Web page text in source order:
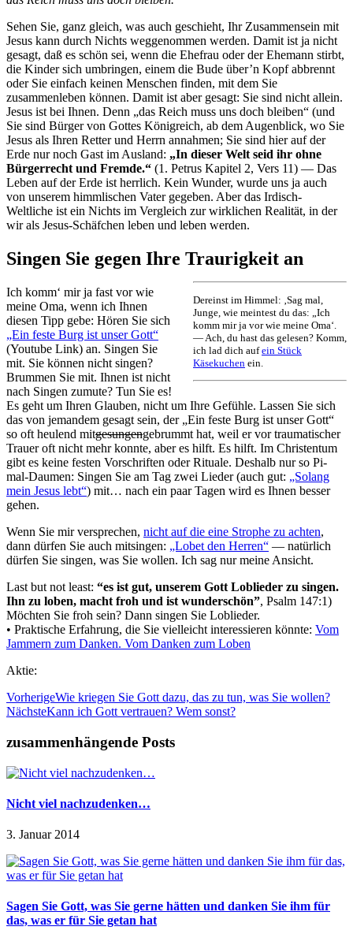
Sehen Sie, ganz gleich, was auch geschieht, Ihr Zusammensein mit
Jesus kann durch Nichts weggenommen werden. Damit ist ja nicht
gesagt, daß es schön sei, wenn die Ehefrau oder der Ehemann stirbt,
die Kinder sich umbringen, einem die Bude über’n Kopf abbrennt
oder Sie einfach keinen Menschen finden, mit dem Sie
zusammenleben können. Damit ist aber gesagt: Sie sind nicht allein.
Jesus ist bei Ihnen. Denn „das Reich muss uns doch bleiben“ (und
Sie sind Bürger von Gottes Königreich, ab dem Augenblick, wo Sie
Jesus als Ihren Retter und Herrn annahmen; Sie sind hier auf der
Erde nur noch Gast im Ausland: „In dieser Welt seid ihr ohne
Bürgerrecht und Fremde.“ (1. Petrus Kapitel 2, Vers 11) — Das
Leben auf der Erde ist herrlich. Kein Wunder, wurde uns ja auch
von unserem himmlischen Vater gegeben. Aber das Irdisch-
Weltliche ist ein Nichts im Vergleich zur wirklichen Realität, in der
wir als Jesus-Schäfchen leben und leben werden.
Singen Sie gegen Ihre Traurigkeit an
Dereinst im Himmel: ‚Sag mal,
Junge, wie meintest du das: „Ich
komm mir ja vor wie meine Oma‘.
— Ach, du hast das gelesen? Komm,
ich lad dich aufein Stück
Käsekuchen ein.
Ich komm‘ mir ja fast vor wie
meine Oma, wenn ich Ihnen
diesen Tipp gebe: Hören Sie sich
„Ein feste Burg ist unser Gott“
(Youtube Link) an. Singen Sie
mit. Sie können nicht singen?
Brummen Sie mit. Ihnen ist nicht
nach Singen zumute? Tun Sie es!
Es geht um Ihren Glauben, nicht um Ihre Gefühle. Lassen Sie sich
das von jemandem gesagt sein, der „Ein feste Burg ist unser Gott“
so oft heulend mitgesungengebrummt hat, weil er vor traumatischer
Trauer oft nicht mehr konnte, aber es hilft. Es hilft. Im Christentum
gibt es keine festen Vorschriften oder Rituale. Deshalb nur so Pi-
mal-Daumen: Singen Sie am Tag zwei Lieder (auch gut: „Solang
mein Jesus lebt“) mit… nach ein paar Tagen wird es Ihnen besser
gehen.
Wenn Sie mir versprechen, nicht auf die eine Strophe zu achten,
dann dürfen Sie auch mitsingen: „Lobet den Herren“ — natürlich
dürfen Sie singen, was Sie wollen. Ich sag nur meine Ansicht.
Last but not least: “es ist gut, unserem Gott Loblieder zu singen.
Ihn zu loben, macht froh und ist wunderschön”, Psalm 147:1)
Möchten Sie froh sein? Dann singen Sie Loblieder.
• Praktische Erfahrung, die Sie vielleicht interessieren könnte: Vom
Jammern zum Danken. Vom Danken zum Loben
Aktie:
VorherigeWie kriegen Sie Gott dazu, das zu tun, was Sie wollen?
NächsteKann ich Gott vertrauen? Wem sonst?
zusammenhängende Posts
Nicht viel nachzudenken…
3. Januar 2014
Sagen Sie Gott, was Sie gerne hätten und danken Sie ihm für
das, was er für Sie getan hat